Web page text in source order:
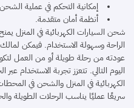
إمكانية التحكم في عملية
أنظمة أمان متقدمة.
شحن السيارات الكهربائية في المنزل
الراحة وسهولة الاستخدام. فيمكن
عودته من رحلة طويلة أو من العمل
اليوم التالي. تتعزز تجربة الاستخدام
الكهربائية في المنزل والشحن في
سريعًا عمليًا يناسب الرحلات الطويلة